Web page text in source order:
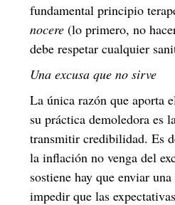
fundamental principio
nocere (lo primero, no
debe respetar cualquier
Una excusa que no sirve
La única razón que aporta
su práctica demoledora es
transmitir credibilidad. Es
la inflación no venga del
sostiene hay que enviar
impedir que las